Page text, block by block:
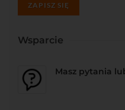
ZAPISZ SIĘ
Wsparcie
Masz pytania